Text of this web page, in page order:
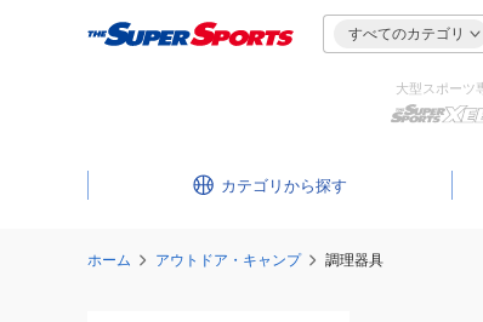
すべてのカテゴリ
大型スポーツ
カテゴリ
ホーム アウトドア・キャンプ 調理器具